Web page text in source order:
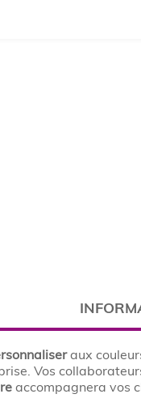
aux
Vos
accompagnera vos